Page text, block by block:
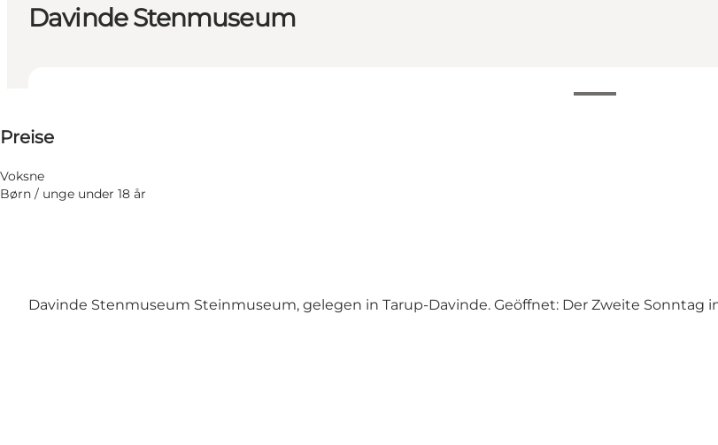
Davinde Stenmuseum
Preise
Voksne
Børn / unge under 18 år
Davinde Stenmuseum Steinmuseum, gelegen in Tarup-Davinde. Geöffnet: Der Zweite Sonntag